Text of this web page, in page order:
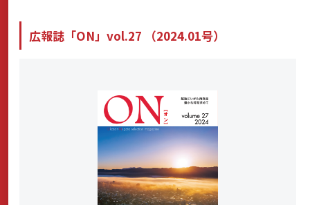
広報誌「ON」vol.27 （2024.01号）